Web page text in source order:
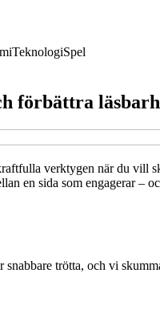
TeknologiSpel
förbättra
verktygen när du vill
en sida som engagerar –
trötta, och vi